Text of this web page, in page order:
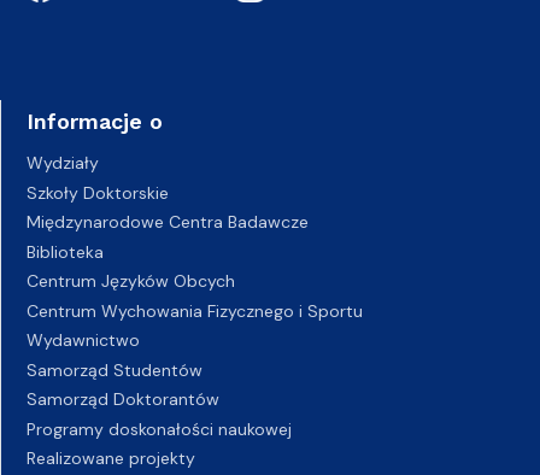
Informacje o
Wydziały
Szkoły Doktorskie
Międzynarodowe Centra Badawcze
Biblioteka
Centrum Języków Obcych
Centrum Wychowania Fizycznego i Sportu
Wydawnictwo
Samorząd Studentów
Samorząd Doktorantów
Programy doskonałości naukowej
Realizowane projekty